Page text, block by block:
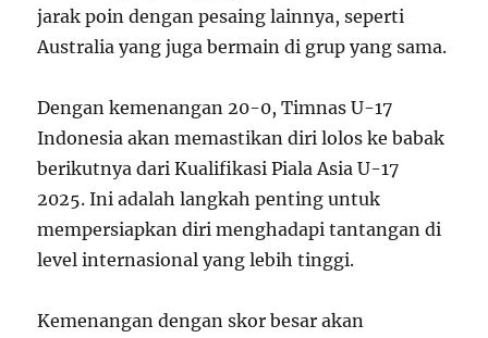
jarak poin dengan pesaing lainnya, seperti
Australia yang juga bermain di grup yang sama.
Dengan kemenangan 20-0, Timnas U-17
Indonesia akan memastikan diri lolos ke babak
berikutnya dari Kualifikasi Piala Asia U-17
2025. Ini adalah langkah penting untuk
mempersiapkan diri menghadapi tantangan di
level internasional yang lebih tinggi.
Kemenangan dengan skor besar akan